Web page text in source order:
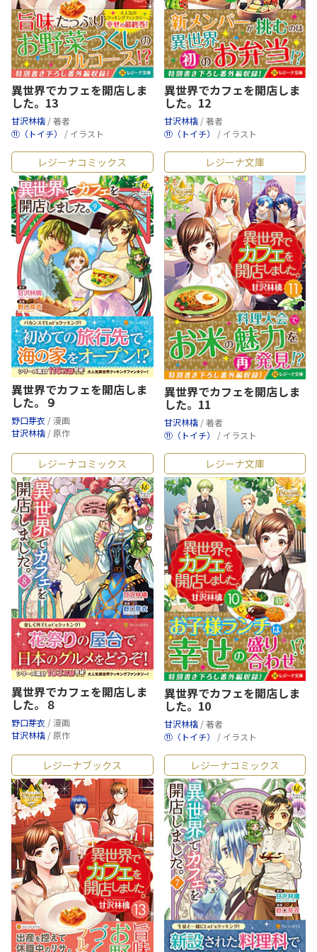
異世界でカフェを開店しま
した。13
甘沢林檎 / 著者
⑪（トイチ） / イラスト
異世界でカフェを開店しま
した。12
甘沢林檎 / 著者
⑪（トイチ） / イラスト
レジーナコミックス
異世界でカフェを開店しま
した。９
野口芽衣 / 漫画
甘沢林檎 / 原作
レジーナ文庫
異世界でカフェを開店しま
した。11
甘沢林檎 / 著者
⑪（トイチ） / イラスト
レジーナコミックス
異世界でカフェを開店しま
した。８
野口芽衣 / 漫画
甘沢林檎 / 原作
レジーナ文庫
異世界でカフェを開店しま
した。10
甘沢林檎 / 著者
⑪（トイチ） / イラスト
レジーナブックス レジーナコミックス